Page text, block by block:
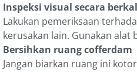
Inspeksi visual secara
Lakukan pemeriksaan
kerusakan lain. Gunakan
Bersihkan ruang cofferdam
Jangan biarkan ruang ini